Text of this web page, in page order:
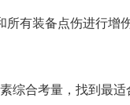
有装备点伤进行增
综合考量，找到最适